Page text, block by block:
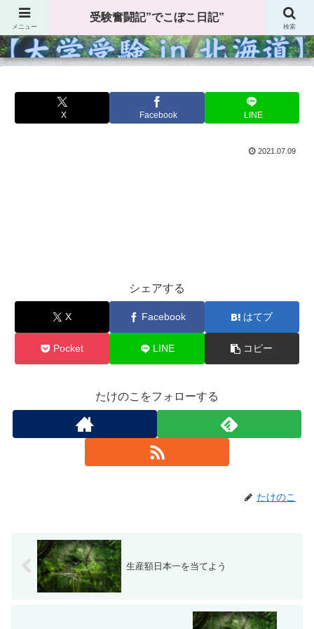
受験奮闘記”でこぼこ日記”
X Facebook LINE
2021.07.09
シェアする
X Facebook はてブ
Pocket LINE コピー
たけのこをフォローする
たけのこ
生産額日本一を当てよう
メニュー
受験奮闘記”でこぼこ日記”
検索